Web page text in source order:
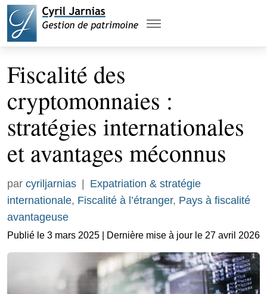
Fiscalité des
cryptomonnaies :
stratégies internationales
et avantages méconnus
par cyriljarnias
Expatriation & stratégie
internationale, Fiscalité à l’étranger, Pays à fiscalité
avantageuse
Publié le 3 mars 2025 | Dernière mise à jour le 27 avril 2026